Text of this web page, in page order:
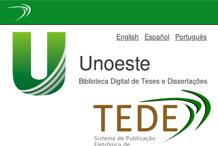
English Español Português
Unoeste
Biblioteca Digital de Teses e Dissertações